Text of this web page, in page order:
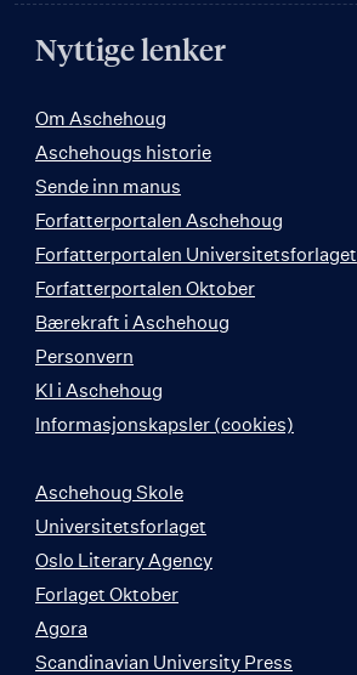
Nyttige lenker
Om Aschehoug
Aschehougs historie
Sende inn manus
Forfatterportalen Aschehoug
Forfatterportalen Universitetsforlaget
Forfatterportalen Oktober
Bærekraft i Aschehoug
Personvern
KI i Aschehoug
Informasjonskapsler (cookies)
Aschehoug Skole
Universitetsforlaget
Oslo Literary Agency
Forlaget Oktober
Agora
Scandinavian University Press